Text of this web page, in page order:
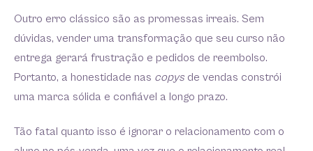
Outro erro clássico são as promessas irreais. Sem
dúvidas, vender uma transformação que seu curso não
entrega gerará frustração e pedidos de reembolso.
Portanto, a honestidade nas copys de vendas constrói
uma marca sólida e confiável a longo prazo.
Tão fatal quanto isso é ignorar o relacionamento com o